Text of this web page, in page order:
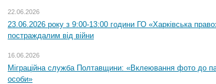
22.06.2026
23.06.2026 року з 9:00-13:00 години ГО «Харківська
постраждалим від війни
16.06.2026
Міграційна служба Полтавщини: «Вклеювання фото до
особи»